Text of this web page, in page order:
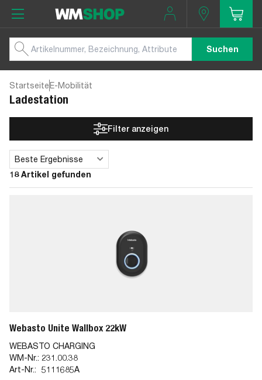
Suchen
StartseiteE-Mobilität
Ladestation
Filter anzeigen
18 Artikel gefunden
Sortieren
Beste Ergebnisse
Webasto Unite Wallbox 22kW
WEBASTO CHARGING
WM-Nr.: 231.00.38
Art-Nr.: 5111685A